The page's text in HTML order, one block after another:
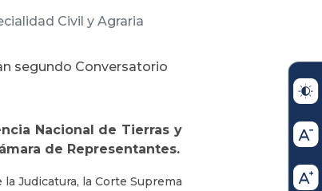
Civil y Agraria
segundo Conversatorio
Nacional de Tierras y
de Representantes.
Judicatura, la Corte Suprema